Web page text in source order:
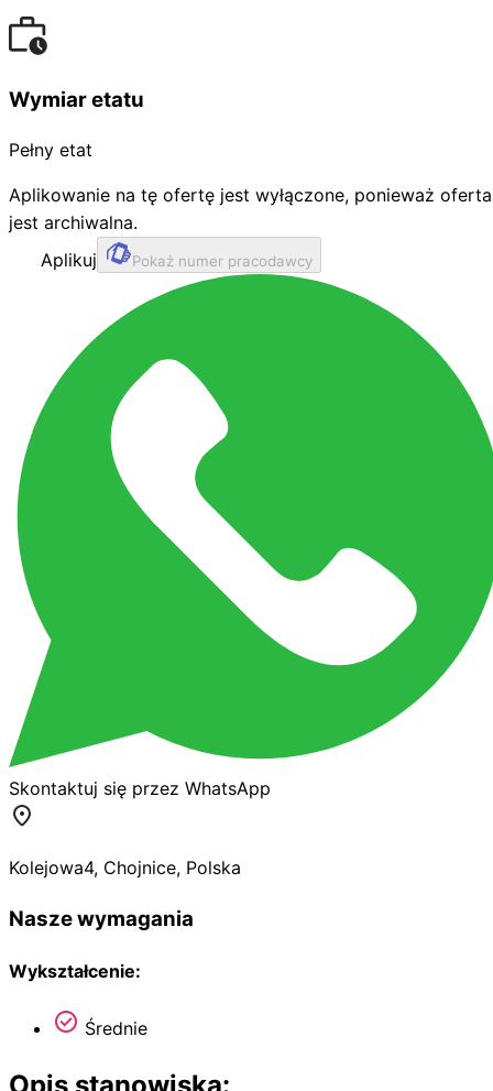
Wymiar etatu
Pełny etat
Aplikowanie na tę ofertę jest wyłączone, ponieważ oferta
jest archiwalna.
Aplikuj
Pokaż numer pracodawcy
Skontaktuj się przez WhatsApp
Kolejowa4, Chojnice, Polska
Nasze wymagania
Wykształcenie:
Średnie